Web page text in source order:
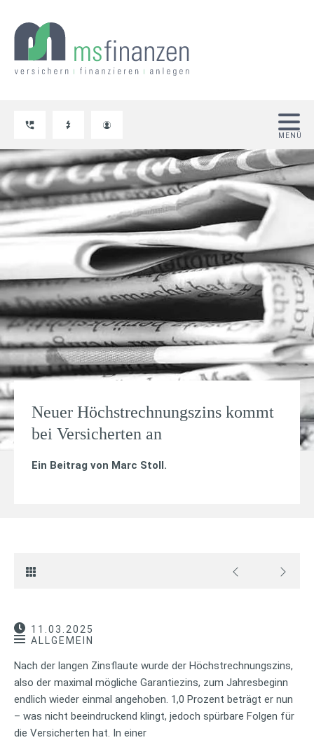
Neuer Höchstrechnungszins kommt
bei Versicherten an
Ein Beitrag von Marc Stoll.
11.03.2025
ALLGEMEIN
Nach der langen Zinsflaute wurde der Höchstrechnungszins,
also der maximal mögliche Garantiezins, zum Jahresbeginn
endlich wieder einmal angehoben. 1,0 Prozent beträgt er nun
– was nicht beeindruckend klingt, jedoch spürbare Folgen für
die Versicherten hat. In einer